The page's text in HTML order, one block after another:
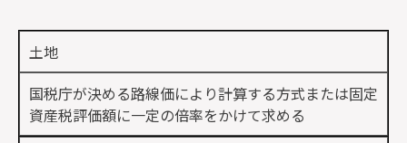
土地
国税庁が決める路線価により計算する方式または固定
資産税評価額に一定の倍率をかけて求める